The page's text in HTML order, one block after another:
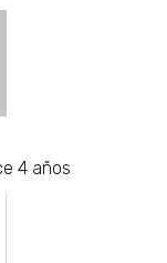
4 años